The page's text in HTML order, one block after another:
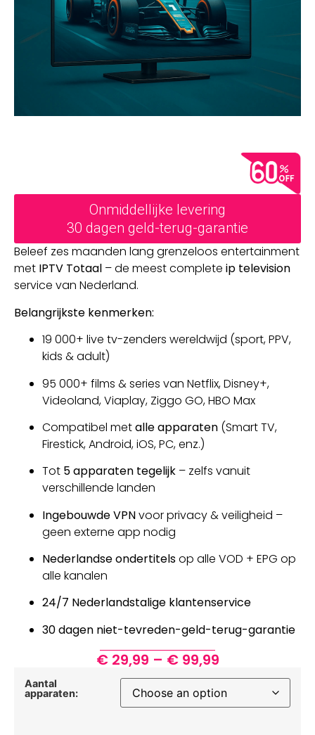
Onmiddellijke levering
30 dagen geld-terug-garantie
Beleef zes maanden lang grenzeloos entertainment
met IPTV Totaal – de meest complete ip television
service van Nederland.
Belangrijkste kenmerken:
19 000+ live tv-zenders wereldwijd (sport, PPV,
kids & adult)
95 000+ films & series van Netflix, Disney+,
Videoland, Viaplay, Ziggo GO, HBO Max
Compatibel metalle apparaten (Smart TV,
Firestick, Android, iOS, PC, enz.)
Tot 5 apparaten tegelijk – zelfs vanuit
verschillende landen
Ingebouwde VPNvoor privacy & veiligheid –
geen externe app nodig
Nederlandse ondertitelsop alle VOD + EPG op
alle kanalen
24/7 Nederlandstalige klantenservice
30 dagen niet-tevreden-geld-terug-garantie
€29,99 – €99,99
Aantal
apparaten: